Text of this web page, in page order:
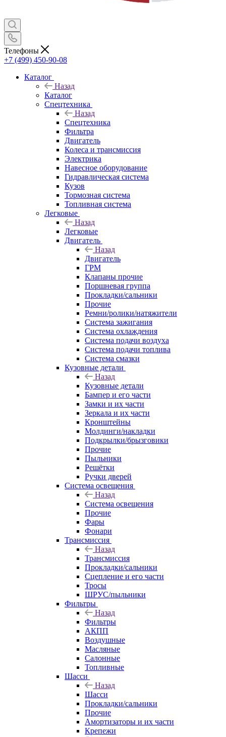
Телефоны
+7 (499) 450-90-08
Каталог
Назад
Каталог
Спецтехника
Назад
Спецтехника
Фильтра
Двигатель
Колеса и трансмиссия
Электрика
Навесное оборудование
Гидравлическая система
Кузов
Тормозная система
Топливная система
Легковые
Назад
Легковые
Двигатель
Назад
Двигатель
ГРМ
Клапаны прочие
Поршневая группа
Прокладки/сальники
Прочие
Ремни/ролики/натяжители
Система зажигания
Система охлаждения
Система подачи воздуха
Система подачи топлива
Система смазки
Кузовные детали
Назад
Кузовные детали
Бампер и его части
Замки и их части
Зеркала и их части
Кронштейны
Молдинги/накладки
Подкрылки/брызговики
Прочие
Пыльники
Решётки
Ручки дверей
Система освещения
Назад
Система освещения
Прочие
Фары
Фонари
Трансмиссия
Назад
Трансмиссия
Прокладки/сальники
Сцепление и его части
Тросы
ШРУС/пыльники
Фильтры
Назад
Фильтры
АКПП
Воздушные
Масляные
Салонные
Топливные
Шасси
Назад
Шасси
Прокладки/сальники
Прочие
Амортизаторы и их части
Крепежи